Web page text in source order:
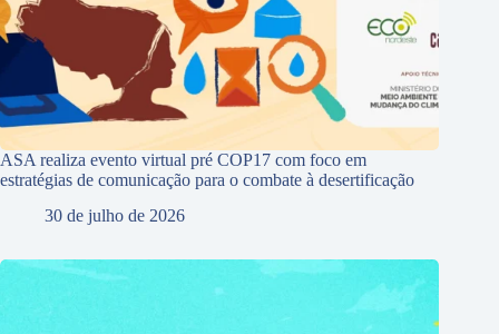
ASA realiza evento virtual pré COP17 com foco em
estratégias de comunicação para o combate à desertificação
30 de julho de 2026